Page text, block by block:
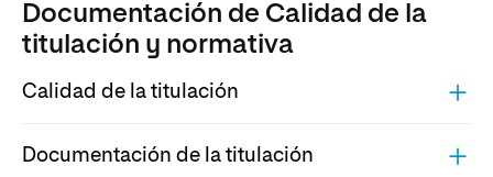
Documentación de Calidad de la
titulación y normativa
Calidad de la titulación
COMPONENTES DE LA UCT
Documentación de la titulación